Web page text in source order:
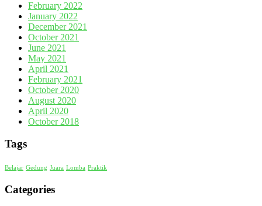
February 2022
January 2022
December 2021
October 2021
June 2021
May 2021
April 2021
February 2021
October 2020
August 2020
April 2020
October 2018
Tags
Belajar Gedung Juara Lomba Praktik
Categories